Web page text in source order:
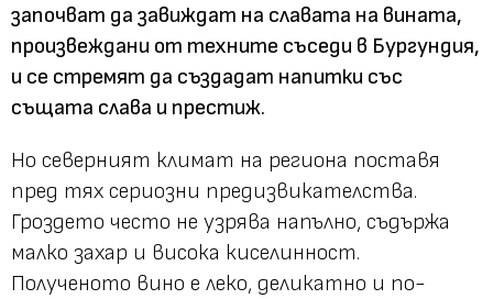
започват да завиждат на славата на вината,
произвеждани от техните съседи в Бургундия,
и се стремят да създадат напитки със
същата слава и престиж.
Но северният климат на региона поставя
пред тях сериозни предизвикателства.
Гроздето често не узрява напълно, съдържа
малко захар и висока киселинност.
Полученото вино е леко, деликатно и по-